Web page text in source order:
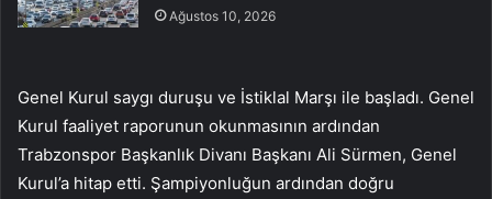
Ağustos 10, 2026
Genel Kurul saygı duruşu ve İstiklal Marşı ile başladı. Genel
Kurul faaliyet raporunun okunmasının ardından
Trabzonspor Başkanlık Divanı Başkanı Ali Sürmen, Genel
Kurul’a hitap etti. Şampiyonluğun ardından doğru